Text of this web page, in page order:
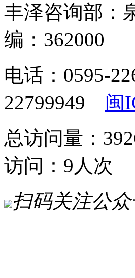
丰泽咨询部：
编：362000
电话：0595-
22799949 闽
总访问量：
访问：9人次
扫码关注公